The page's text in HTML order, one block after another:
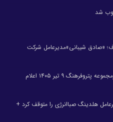
شد
«صادق شیبانی»مدیرعامل شرکت
نتایج آزمون استخدامی شرکت های زیرمجموعه پتروفرهنگ ۹ تیر ۱۴۰۵ اعلام
هلدینگ صباانرژی را متوقف کرد +